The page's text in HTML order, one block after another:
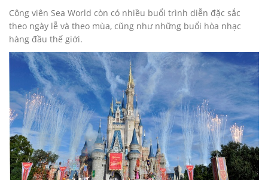
Công viên Sea World còn có nhiều buổi trình diễn đặc sắc
theo ngày lễ và theo mùa, cũng như những buổi hòa nhạc
hàng đầu thế giới.